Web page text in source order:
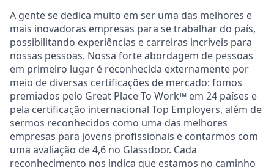
A gente se dedica muito em ser uma das melhores e
mais inovadoras empresas para se trabalhar do país,
possibilitando experiências e carreiras incríveis para
nossas pessoas. Nossa forte abordagem de pessoas
em primeiro lugar é reconhecida externamente por
meio de diversas certificações de mercado: fomos
premiados pelo Great Place To Work™ em 24 países e
pela certificação internacional Top Employers, além de
sermos reconhecidos como uma das melhores
empresas para jovens profissionais e contarmos com
uma avaliação de 4,6 no Glassdoor. Cada
reconhecimento nos indica que estamos no caminho